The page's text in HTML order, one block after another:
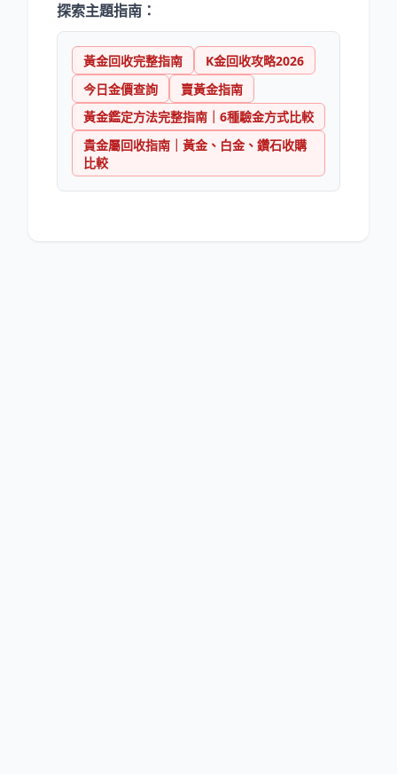
探索主題指南：
黃金回收完整指南
K金回收攻略2026
今日金價查詢
賣黃金指南
黃金鑑定方法完整指南｜6種驗金方式比較
貴金屬回收指南｜黃金、白金、鑽石收購
比較